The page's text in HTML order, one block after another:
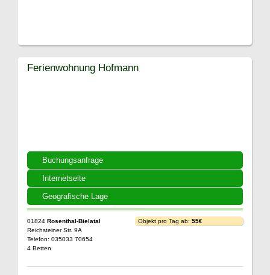
Buchungsanfrage
Internetseite
Geografische Lage
Ferienwohnung Hofmann
01824 Rosenthal-Bielatal
Reichsteiner Str. 9A
Telefon: 035033 70654
4 Betten
Objekt pro Tag ab: 55€